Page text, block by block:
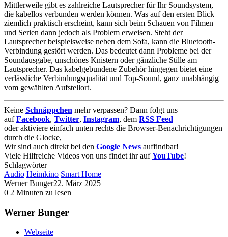
Mittlerweile gibt es zahlreiche Lautsprecher für Ihr Soundsystem,
die kabellos verbunden werden können. Was auf den ersten Blick
ziemlich praktisch erscheint, kann sich beim Schauen von Filmen
und Serien dann jedoch als Problem erweisen. Steht der
Lautsprecher beispielsweise neben dem Sofa, kann die Bluetooth-
Verbindung gestört werden. Das bedeutet dann Probleme bei der
Soundausgabe, unschönes Knistern oder gänzliche Stille am
Lautsprecher. Das kabelgebundene Zubehör hingegen bietet eine
verlässliche Verbindungsqualität und Top-Sound, ganz unabhängig
vom gewählten Aufstellort.
Keine Schnäppchen mehr verpassen? Dann folgt uns
aufFacebook, Twitter, Instagram, dem RSS Feed
oder aktiviere einfach unten rechts die Browser-Benachrichtigungen
durch die Glocke,
Wir sind auch direkt bei den Google News auffindbar!
Viele Hilfreiche Videos von uns findet ihr aufYouTube!
Schlagwörter
Audio Heimkino Smart Home
Werner Bunger22. März 2025
0 2 Minuten zu lesen
Werner Bunger
Webseite